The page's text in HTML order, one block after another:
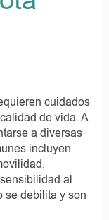
cuidados
de vida. A
a diversas
incluyen
al
se debilita y son